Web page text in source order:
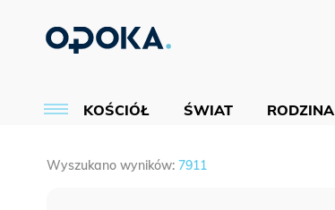
KOŚCIÓŁ ŚWIAT RODZINA
Wyszukano wyników: 7911